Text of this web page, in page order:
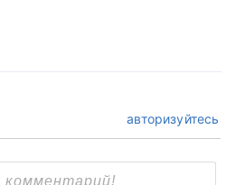
авторизуйтесь